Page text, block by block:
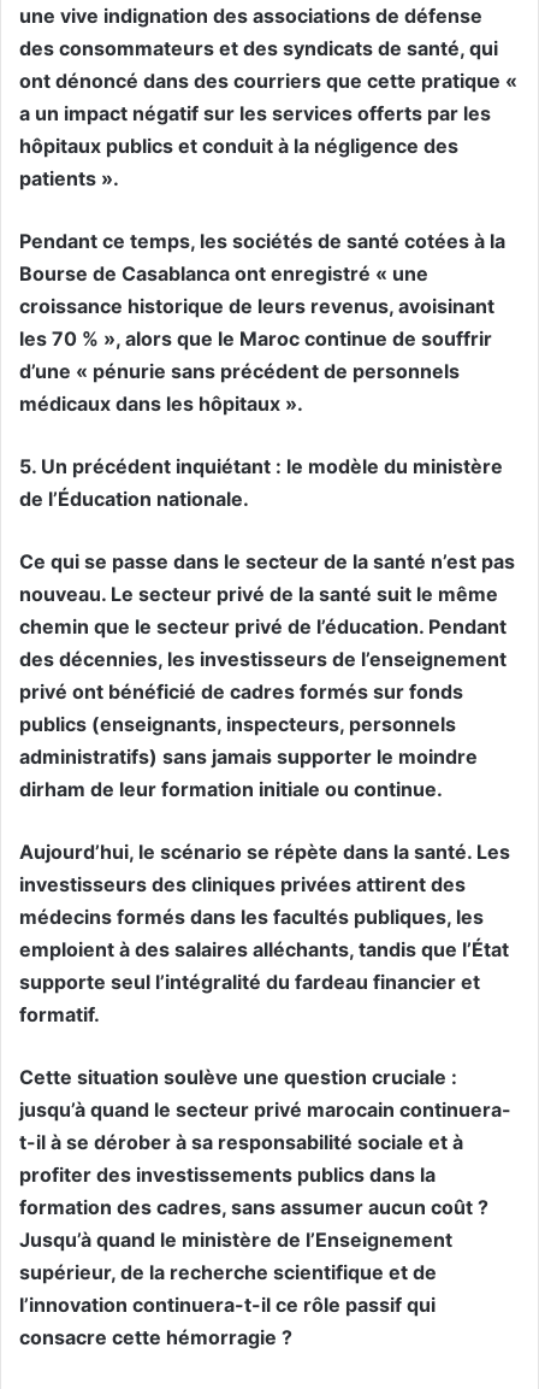
une vive indignation des associations de défense
des consommateurs et des syndicats de santé, qui
ont dénoncé dans des courriers que cette pratique «
a un impact négatif sur les services offerts par les
hôpitaux publics et conduit à la négligence des
patients ».
Pendant ce temps, les sociétés de santé cotées à la
Bourse de Casablanca ont enregistré « une
croissance historique de leurs revenus, avoisinant
les 70 % », alors que le Maroc continue de souffrir
d’une « pénurie sans précédent de personnels
médicaux dans les hôpitaux ».
5. Un précédent inquiétant : le modèle du ministère
de l’Éducation nationale.
Ce qui se passe dans le secteur de la santé n’est pas
nouveau. Le secteur privé de la santé suit le même
chemin que le secteur privé de l’éducation. Pendant
des décennies, les investisseurs de l’enseignement
privé ont bénéficié de cadres formés sur fonds
publics (enseignants, inspecteurs, personnels
administratifs) sans jamais supporter le moindre
dirham de leur formation initiale ou continue.
Aujourd’hui, le scénario se répète dans la santé. Les
investisseurs des cliniques privées attirent des
médecins formés dans les facultés publiques, les
emploient à des salaires alléchants, tandis que l’État
supporte seul l’intégralité du fardeau financier et
formatif.
Cette situation soulève une question cruciale :
jusqu’à quand le secteur privé marocain continuera-
t-il à se dérober à sa responsabilité sociale et à
profiter des investissements publics dans la
formation des cadres, sans assumer aucun coût ?
Jusqu’à quand le ministère de l’Enseignement
supérieur, de la recherche scientifique et de
l’innovation continuera-t-il ce rôle passif qui
consacre cette hémorragie ?